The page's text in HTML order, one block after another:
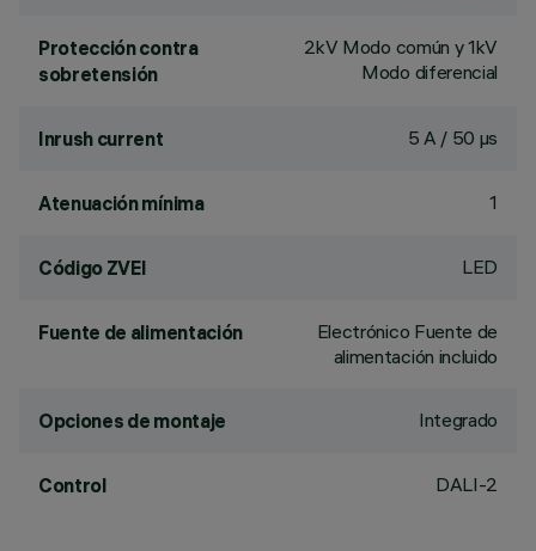
Protección contra
sobretensión
2kV Modo común y 1kV
Modo diferencial
Inrush current 5 A / 50 µs
Atenuación mínima 1
Código ZVEI LED
Fuente de alimentación
Electrónico Fuente de
alimentación incluido
Opciones de montaje Integrado
Control DALI-2